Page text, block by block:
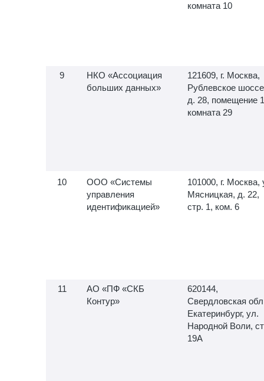
комната 10
НКО «Ассоциация
больших данных»
121609, г. Москва,
Рублевское
д. 28, помещение
комната 29
ООО «Системы
управления
идентификацией»
101000, г. Москва,
Мясницкая, д. 22,
стр. 1, ком. 6
АО «ПФ «СКБ
Контур»
620144,
Свердловская
Екатеринбург, ул.
Народной Воли,
19А